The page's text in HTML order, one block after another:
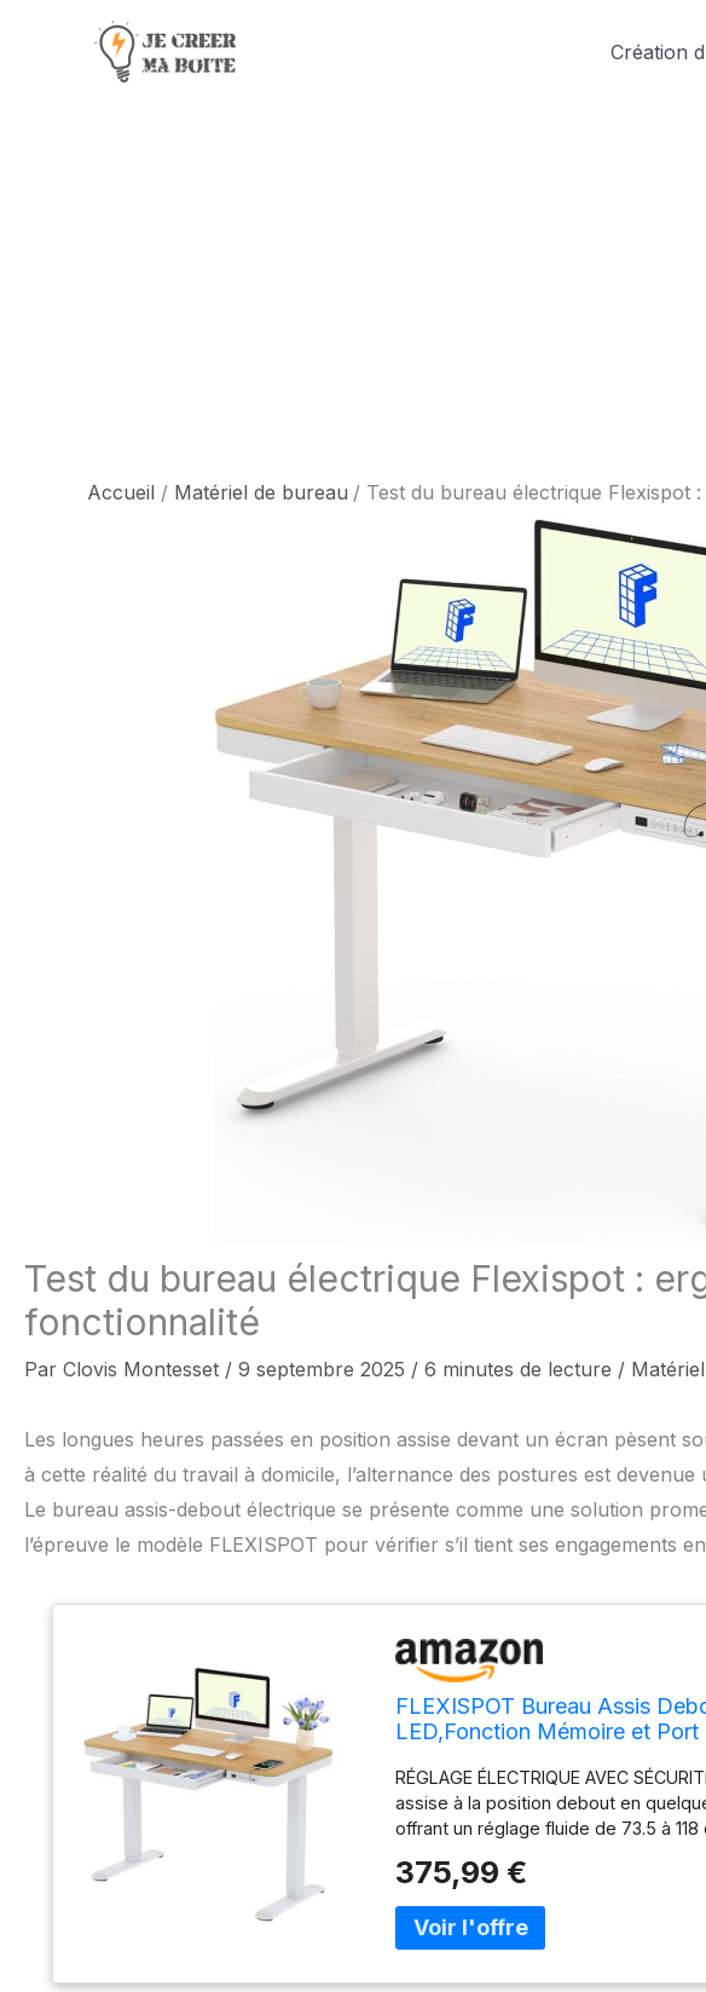
Création
Accueil Matériel de bureau Test du bureau électrique Flexispot
Test du bureau électrique Flexispot :
fonctionnalité
Par Clovis Montesset / 9 septembre 2025 / 6 minutes de lecture /
Les longues heures passées en position assise devant un écran pèsent
à cette réalité du travail à domicile, l’alternance des postures est
Le bureau assis-debout électrique se présente comme une solution
l’épreuve le modèle FLEXISPOT pour vérifier s’il tient ses engagements
FLEXISPOT Bureau Assis
LED,Fonction Mémoire et
RÉGLAGE ÉLECTRIQUE AVEC
assise à la position debout en
offrant un réglage fluide de 73.5 à
de retour automatique en cas
et objets placés sous le bureau pour
PLATEAU POLYVALENT BUREAU
moniteurs, ordinateur portable et
utilisé comme coiffeuse élégante
375,99 €